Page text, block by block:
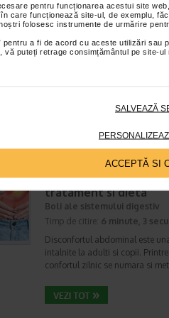
pentru funcționarea acestui site
care funcționează site-ul, de exemplu,
folosesc instrumente de urmărire
pentru a fi de acord cu aceste utilizări
puteți retrage consimțământul pe site-ul
SALVEAZĂ
ACCEPTĂ SI
Senzatia de prea
tratati
Boli ale sistemului digestiv
plin, chiar si atunci cand nu au
Totul despre
tratament si dieta
Boli ale sistemului digestiv
Timp de citire: 6 minute, 3
Disconfortul abdominal este
intalnite la adulti si copii.
confortul zilnic se numara si